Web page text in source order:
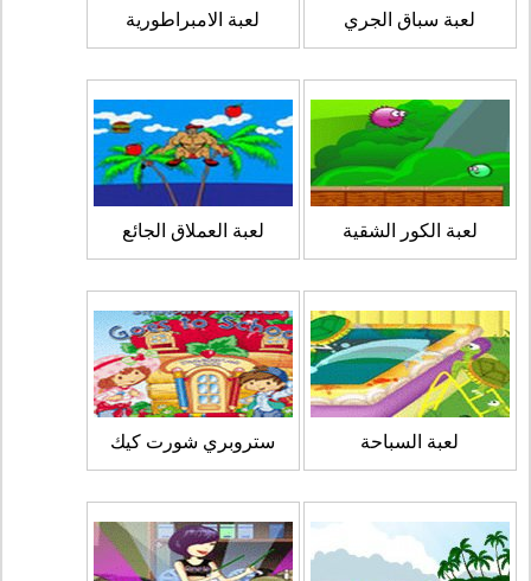
لعبة سباق الجري لعبة الامبراطورية
لعبة الكور الشقية لعبة العملاق الجائع
لعبة السباحة ستروبري شورت كيك